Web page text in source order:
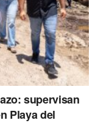
supervisan
Playa del